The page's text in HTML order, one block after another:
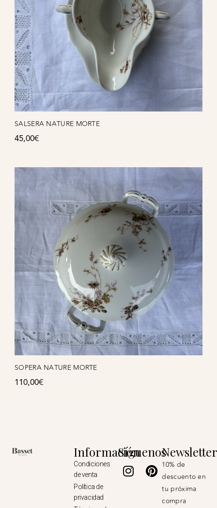
SALSERA NATURE MORTE
45,00€
SOPERA NATURE MORTE
110,00€
Información
Condiciones
de venta
Política de
privacidad
Síguenos
Instagram
Pinterest
10% de
descuento en
tu próxima
compra